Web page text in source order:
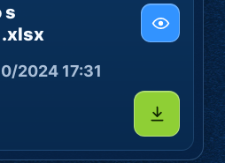
s
2024 17:31